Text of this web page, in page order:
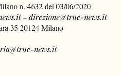
n. 4632 del 03/06/2020
–direzione@true-news.it
35 20124 Milano
news.it